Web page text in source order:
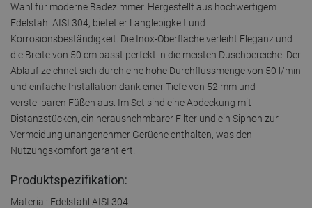
Wahl für moderne Badezimmer. Hergestellt aus hochwertigem
Edelstahl AISI 304, bietet er Langlebigkeit und
Korrosionsbeständigkeit. Die Inox-Oberfläche verleiht Eleganz und
die Breite von 50 cm passt perfekt in die meisten Duschbereiche. Der
Ablauf zeichnet sich durch eine hohe Durchflussmenge von 50 l/min
und einfache Installation dank einer Tiefe von 52 mm und
verstellbaren Füßen aus. Im Set sind eine Abdeckung mit
Distanzstücken, ein herausnehmbarer Filter und ein Siphon zur
Vermeidung unangenehmer Gerüche enthalten, was den
Nutzungskomfort garantiert.
Produktspezifikation:
Material: Edelstahl AISI 304